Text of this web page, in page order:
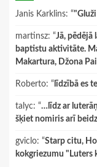
Janis Karklins: “"Gluži
martinsz: “Jā, pēdējā
baptistu aktivitāte.
Makartura, Džona
Roberto: “ līdzībā es
talyc: “…līdz ar
šķiet nomiris arī
gviclo: “Starp citu,
kokgriezumu "Luters